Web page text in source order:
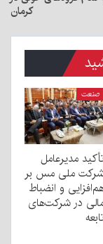
کرمان
صنعت
مدیرعامل
ملی مس بر
و انضباط
در شرکت‌های